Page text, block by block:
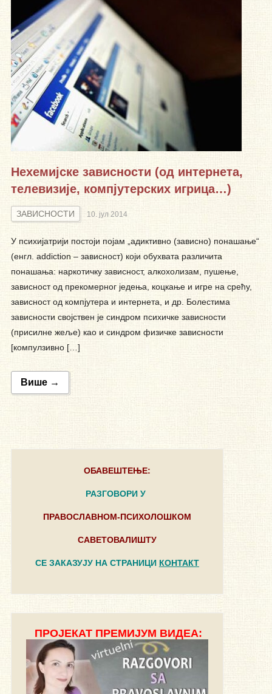
Нехемијске зависности (од интернета,
телевизије, компјутерских игрица…)
ЗАВИСНОСТИ 10. јул 2014
У психијатрији постоји појам „адиктивно (зависно) понашање“
(енгл. addiction – зависност) који обухвата различита
понашања: наркотичку зависност, алкохолизам, пушење,
зависност од прекомерног једења, коцкање и игре на срећу,
зависност од компјутера и интернета, и др. Болестима
зависности својствен је синдром психичке зависности
(присилне жеље) као и синдром физичке зависности
[компулзивно […]
Више →
ОБАВЕШТЕЊЕ:
РАЗГОВОРИ У
ПРАВОСЛАВНОМ-ПСИХОЛОШКОМ
САВЕТОВАЛИШТУ
СЕ ЗАКАЗУЈУ НА СТРАНИЦИ КОНТАКТ
ПРОЈЕКАТ ПРЕМИЈУМ ВИДЕА: